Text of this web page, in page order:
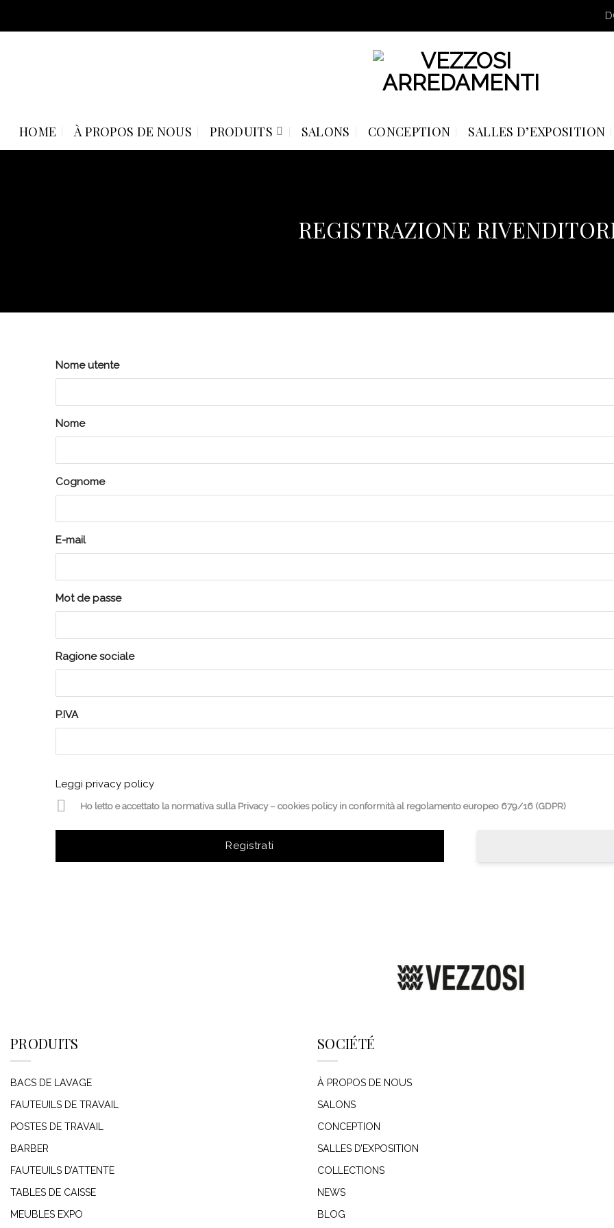
HOME À PROPOS DE NOUS PRODUITS SALONS CONCEPTION SALLES D’EXPOSITION
REGISTRAZIONE
Nome utente
Nome
Cognome
E-mail
Mot de passe
Ragione sociale
P.IVA
Leggi privacy policy
Ho letto e accettato la normativa sulla Privacy – cookies policy in conformità al regolamento europeo 679/16 (GDPR)
PRODUITS
BACS DE LAVAGE
FAUTEUILS DE TRAVAIL
POSTES DE TRAVAIL
BARBER
FAUTEUILS D’ATTENTE
TABLES DE CAISSE
MEUBLES EXPO
SOCIÉTÉ
À PROPOS DE NOUS
SALONS
CONCEPTION
SALLES D’EXPOSITION
COLLECTIONS
NEWS
BLOG